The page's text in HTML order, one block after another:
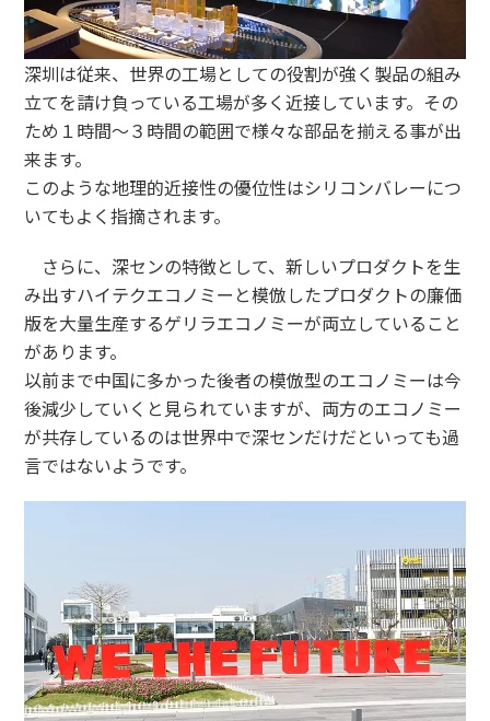
深圳は従来、世界の工場としての役割が強く製品の組み
立てを請け負っている工場が多く近接しています。その
ため１時間～３時間の範囲で様々な部品を揃える事が出
来ます。
このような地理的近接性の優位性はシリコンバレーにつ
いてもよく指摘されます。
さらに、深センの特徴として、新しいプロダクトを生
み出すハイテクエコノミーと模倣したプロダクトの廉価
版を大量生産するゲリラエコノミーが両立していること
があります。
以前まで中国に多かった後者の模倣型のエコノミーは今
後減少していくと見られていますが、両方のエコノミー
が共存しているのは世界中で深センだけだといっても過
言ではないようです。